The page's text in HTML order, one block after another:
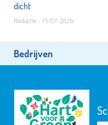
dicht
Redactie - 15-07-2026
Bedrijven